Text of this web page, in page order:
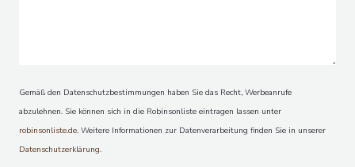
Gemäß den Datenschutzbestimmungen haben Sie das Recht, Werbeanrufe
abzulehnen. Sie können sich in die Robinsonliste eintragen lassen unter
robinsonliste.de. Weitere Informationen zur Datenverarbeitung finden Sie in unserer
Datenschutzerklärung.
ACAMPA